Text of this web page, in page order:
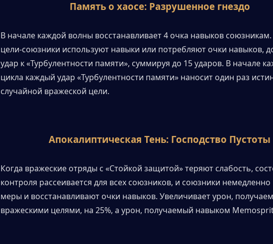
Память о хаосе: Разрушенное гнездо
В начале каждой волны восстанавливает 4 очка навыков союзникам.
цели-союзники используют навыки или потребляют очки навыков,
удар к «Турбулентности памяти», суммируя до 15 ударов. В начале
цикла каждый удар «Турбулентности памяти» наносит один раз
случайной вражеской цели.
Апокалиптическая Тень: Господство Пустоты
Когда вражеские отряды с «Стойкой защитой» теряют слабость,
контроля рассеивается для всех союзников, и союзники
меры и восстанавливают очки навыков. Увеличивает урон,
вражескими целями, на 25%, а урон, получаемый навыком